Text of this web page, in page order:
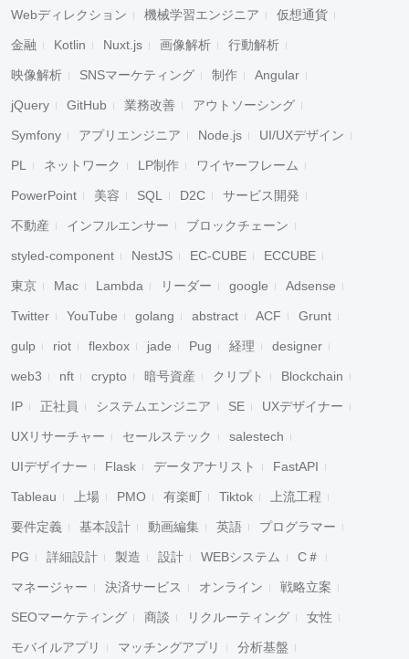
Webディレクション 機械学習エンジニア 仮想通貨
金融 Kotlin Nuxt.js 画像解析 行動解析
映像解析 SNSマーケティング 制作 Angular
jQuery GitHub 業務改善 アウトソーシング
Symfony アプリエンジニア Node.js UI/UXデザイン
PL ネットワーク LP制作 ワイヤーフレーム
PowerPoint 美容 SQL D2C サービス開発
不動産 インフルエンサー ブロックチェーン
styled-component NestJS EC-CUBE ECCUBE
東京 Mac Lambda リーダー google Adsense
Twitter YouTube golang abstract ACF Grunt
gulp riot flexbox jade Pug 経理 designer
web3 nft crypto 暗号資産 クリプト Blockchain
IP 正社員 システムエンジニア SE UXデザイナー
UXリサーチャー セールステック salestech
UIデザイナー Flask データアナリスト FastAPI
Tableau 上場 PMO 有楽町 Tiktok 上流工程
要件定義 基本設計 動画編集 英語 プログラマー
PG 詳細設計 製造 設計 WEBシステム C＃
マネージャー 決済サービス オンライン 戦略立案
SEOマーケティング 商談 リクルーティング 女性
モバイルアプリ マッチングアプリ 分析基盤